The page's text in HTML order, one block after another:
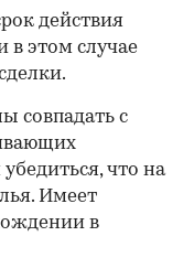
действия
в этом случае
совпадать с
что на
Имеет
в